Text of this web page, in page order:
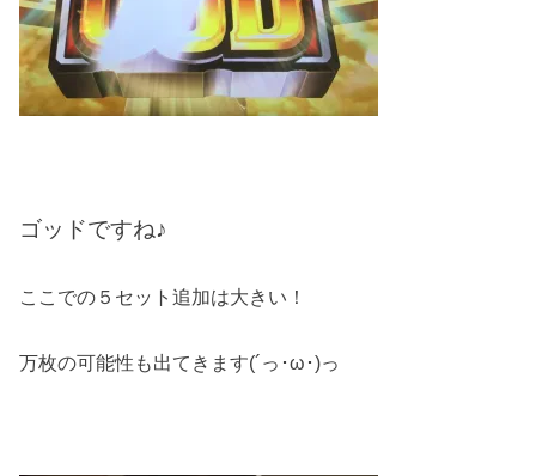
ゴッドですね♪
ここでの５セット追加は大きい！
万枚の可能性も出てきます(´っ･ω･)っ